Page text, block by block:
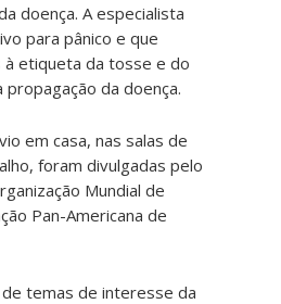
doença. A especialista
para pânico e que
à etiqueta da tosse e do
da doença.
em casa, nas salas de
foram divulgadas pelo
Mundial de
Pan-Americana de
temas de interesse da